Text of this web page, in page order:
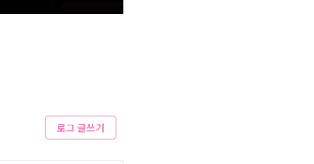
로그 글쓰기